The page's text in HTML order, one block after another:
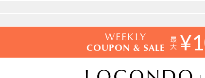
WEEKLY
COUPON & SALE ¥